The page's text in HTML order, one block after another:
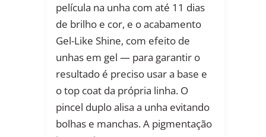
película na unha com até 11 dias
de brilho e cor, e o acabamento
Gel-Like Shine, com efeito de
unhas em gel — para garantir o
resultado é preciso usar a base e
o top coat da própria linha. O
pincel duplo alisa a unha evitando
bolhas e manchas. A pigmentação